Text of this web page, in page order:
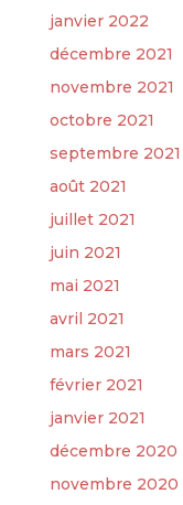
janvier 2022
décembre 2021
novembre 2021
octobre 2021
septembre 2021
août 2021
juillet 2021
juin 2021
mai 2021
avril 2021
mars 2021
février 2021
janvier 2021
décembre 2020
novembre 2020